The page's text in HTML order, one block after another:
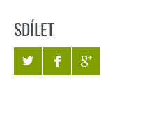
SDÍLET